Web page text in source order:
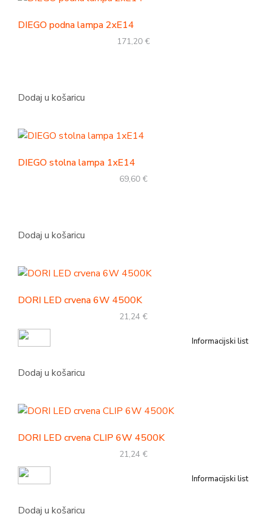
DIEGO podna lampa 2xE14
171,20 €
Dodaj u košaricu
DIEGO stolna lampa 1xE14
69,60 €
Dodaj u košaricu
DORI LED crvena 6W 4500K
21,24 €
Informacijski list
Dodaj u košaricu
DORI LED crvena CLIP 6W 4500K
21,24 €
Informacijski list
Dodaj u košaricu